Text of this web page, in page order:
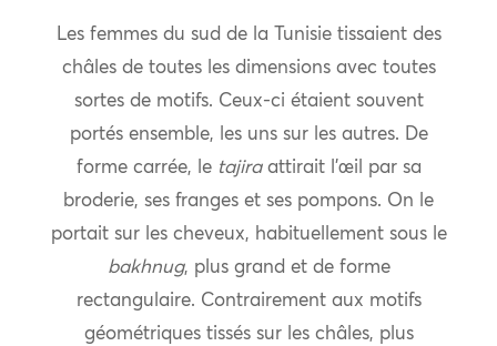
Les femmes du sud de la Tunisie tissaient des
châles de toutes les dimensions avec toutes
sortes de motifs. Ceux-ci étaient souvent
portés ensemble, les uns sur les autres. De
forme carrée, le tajiraattirait l’œil par sa
broderie, ses franges et ses pompons. On le
portait sur les cheveux, habituellement sous le
bakhnug, plus grand et de forme
rectangulaire. Contrairement aux motifs
géométriques tissés sur les châles, plus